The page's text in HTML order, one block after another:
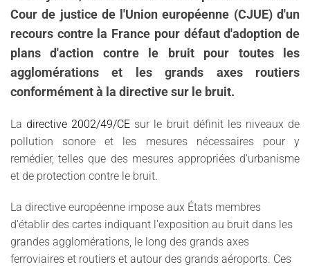
Cour de justice de l'Union européenne (CJUE) d'un
recours contre la France pour défaut d'adoption de
plans d'action contre le bruit pour toutes les
agglomérations et les grands axes routiers
conformément à la directive sur le bruit.
Ladirective 2002/49/CE sur le bruit définit les niveaux de
pollution sonore et les mesures nécessaires pour y
remédier, telles que des mesures appropriées d'urbanisme
et de protection contre le bruit.
La directive européenne impose aux États membres
d'établir des cartes indiquant l'exposition au bruit dans les
grandes agglomérations, le long des grands axes
ferroviaires et routiers et autour des grands aéroports. Ces